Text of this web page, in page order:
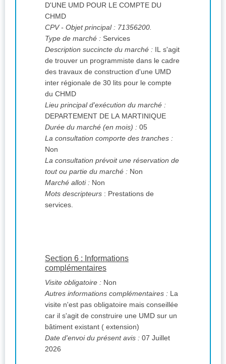
D'UNE UMD POUR LE COMPTE DU
CHMD
CPV- Objet principal : 71356200.
Type de marché : Services
Description succincte du marché : IL s'agit
de trouver un programmiste dans le cadre
des travaux de construction d'une UMD
inter régionale de 30 lits pour le compte
du CHMD
Lieu principal d'exécution du marché :
DEPARTEMENT DE LA MARTINIQUE
Durée du marché (en mois) : 05
La consultation comporte des tranches :
Non
La consultation prévoit une réservation de
tout ou partie du marché : Non
Marché alloti : Non
Mots descripteurs : Prestations de
services.
Section 6 : Informations
complémentaires
Visite obligatoire : Non
Autres informations complémentaires : La
visite n'est pas obligatoire mais conseillée
car il s'agit de construire une UMD sur un
bâtiment existant ( extension)
Date d'envoi du présent avis : 07 Juillet
2026